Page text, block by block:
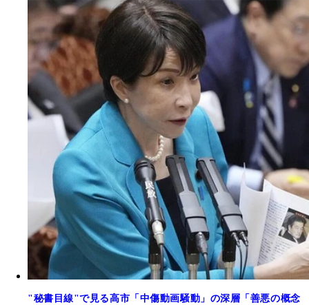
"秘書目線"で見る高市「中傷動画騒動」の深層「善悪の概念